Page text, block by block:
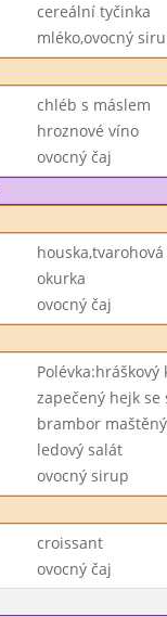
cereální tyčinka
mléko,ovocný
chléb s máslem
hroznové víno
ovocný čaj
okurka
ovocný čaj
Polévka:hráškový
zapečený hejk se
brambor
ledový salát
ovocný sirup
croissant
ovocný čaj